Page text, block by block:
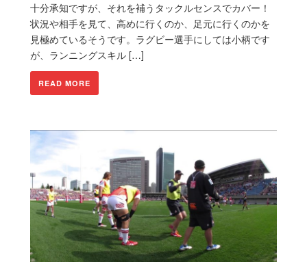
十分承知ですが、それを補うタックルセンスでカバー！
状況や相手を見て、高めに行くのか、足元に行くのかを
見極めているそうです。ラグビー選手にしては小柄です
が、ランニングスキル […]
READ MORE